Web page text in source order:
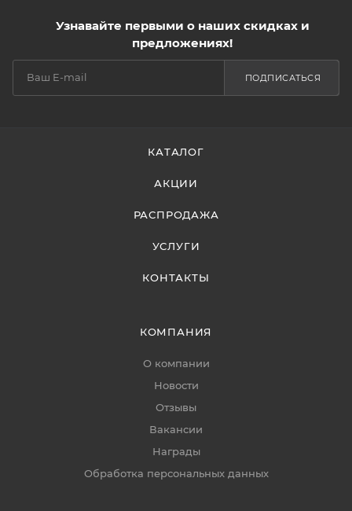
Узнавайте первыми о наших скидках и
предложениях!
ПОДПИСАТЬСЯ
КАТАЛОГ
АКЦИИ
РАСПРОДАЖА
УСЛУГИ
КОНТАКТЫ
КОМПАНИЯ
О компании
Новости
Отзывы
Вакансии
Награды
Обработка персональных данных